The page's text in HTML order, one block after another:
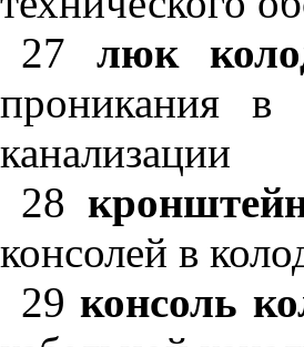
27 люк
проникания в
канализации
28
консолей в
29консоль